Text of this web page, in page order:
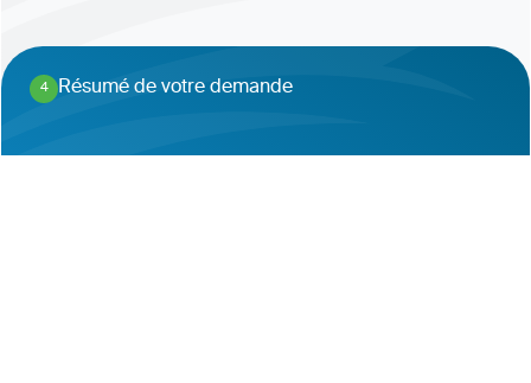
4
. Résumé de votre demande